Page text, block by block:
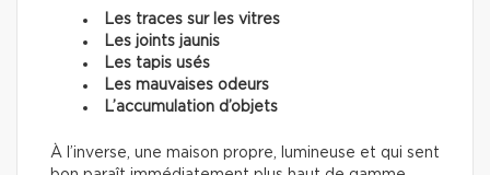
Les traces sur les vitres
Les joints jaunis
Les tapis usés
Les mauvaises odeurs
L’accumulation d’objets
À l’inverse, une maison propre, lumineuse et qui sent